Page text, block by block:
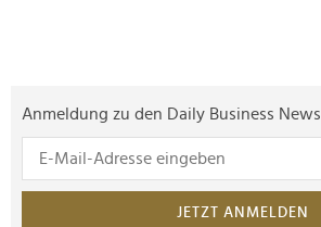
Anmeldung zu den Daily Business News
JETZT ANMELDEN